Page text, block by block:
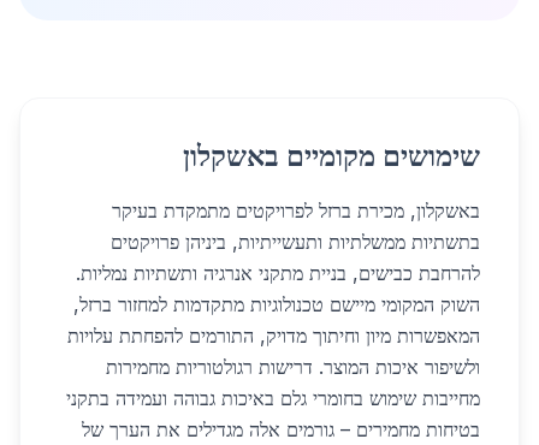
שימושים מקומיים באשקלון
באשקלון, מכירת ברזל לפרויקטים מתמקדת בעיקר
בתשתיות ממשלתיות ותעשייתיות, ביניהן פרויקטים
להרחבת כבישים, בניית מתקני אנרגיה ותשתיות נמליות.
השוק המקומי מיישם טכנולוגיות מתקדמות למחזור ברזל,
המאפשרות מיון וחיתוך מדויק, התורמים להפחתת עלויות
ולשיפור איכות המוצר. דרישות רגולטוריות מחמירות
מחייבות שימוש בחומרי גלם באיכות גבוהה ועמידה בתקני
בטיחות מחמירים – גורמים אלה מגדילים את הערך של